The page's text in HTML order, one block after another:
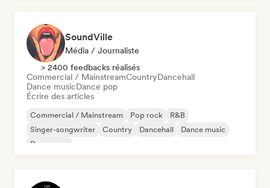
SoundVille
Média / Journaliste
> 2400 feedbacks réalisés
Commercial / MainstreamCountryDancehall
Dance musicDance pop
Écrire des articles
Commercial / Mainstream Pop rock
R&B
Singer-songwriter
Country Dancehall
Dance music
Dance pop